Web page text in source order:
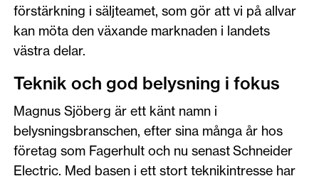
förstärkning i säljteamet, som gör att vi på allvar
kan möta den växande marknaden i landets
västra delar.
Teknik och god belysning i fokus
Magnus Sjöberg är ett känt namn i
belysningsbranschen, efter sina många år hos
företag som Fagerhult och nu senast Schneider
Electric. Med basen i ett stort teknikintresse har